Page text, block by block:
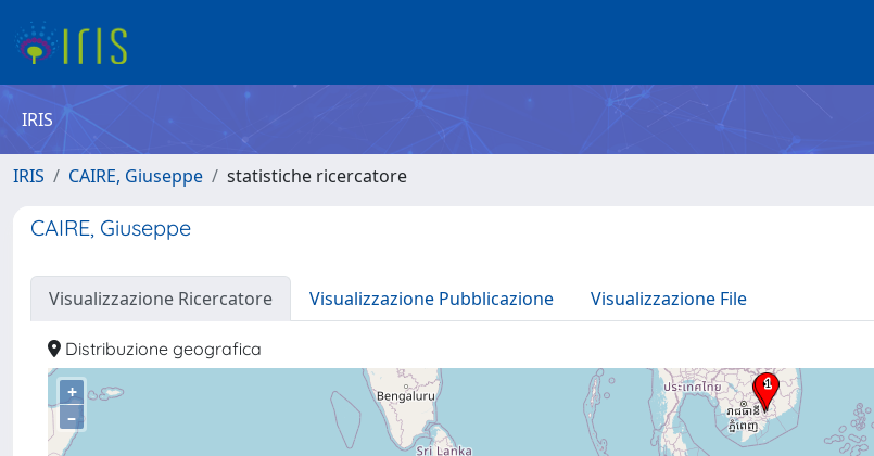
IRIS
IRIS CAIRE, Giuseppe statistiche ricercatore
CAIRE, Giuseppe
Visualizzazione Ricercatore Visualizzazione Pubblicazione Visualizzazione File
Distribuzione geografica
+
–